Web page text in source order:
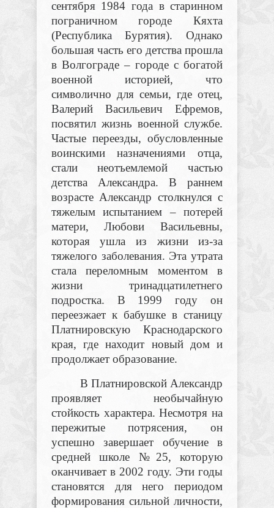
сентября 1984 года в старинном
пограничном городе Кяхта
(Республика Бурятия). Однако
большая часть его детства прошла
в Волгограде – городе с богатой
военной историей, что
символично для семьи, где отец,
Валерий Васильевич Ефремов,
посвятил жизнь военной службе.
Частые переезды, обусловленные
воинскими назначениями отца,
стали неотъемлемой частью
детства Александра. В раннем
возрасте Александр столкнулся с
тяжелым испытанием – потерей
матери, Любови Васильевны,
которая ушла из жизни из-за
тяжелого заболевания. Эта утрата
стала переломным моментом в
жизни тринадцатилетнего
подростка. В 1999 году он
переезжает к бабушке в станицу
Платнировскую Краснодарского
края, где находит новый дом и
продолжает образование.
В Платнировской Александр
проявляет необычайную
стойкость характера. Несмотря на
пережитые потрясения, он
успешно завершает обучение в
средней школе №25, которую
оканчивает в 2002 году. Эти годы
становятся для него периодом
формирования сильной личности,